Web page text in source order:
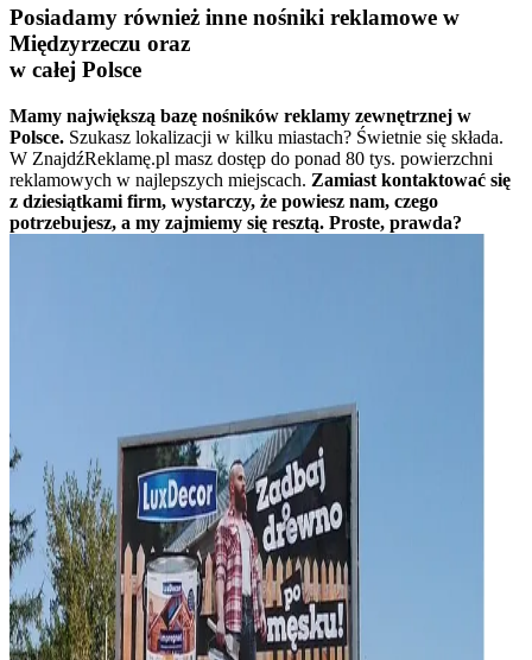
Posiadamy również inne nośniki reklamowe w
Międzyrzeczu oraz
w całej Polsce
Mamy największą bazę nośników reklamy zewnętrznej w
Polsce. Szukasz lokalizacji w kilku miastach? Świetnie się składa.
W ZnajdźReklamę.pl masz dostęp do ponad 80 tys. powierzchni
reklamowych w najlepszych miejscach. Zamiast kontaktować się
z dziesiątkami firm, wystarczy, że powiesz nam, czego
potrzebujesz, a my zajmiemy się resztą. Proste, prawda?